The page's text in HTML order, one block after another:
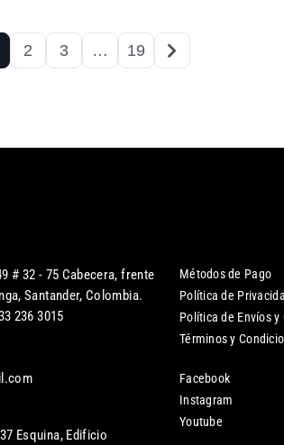
2 3 … 19
# 32 - 75 Cabecera, frente
Santander, Colombia.
236 3015
Esquina, Edificio
Métodos de Pago
Política de
Política de Envíos y
Términos y
Facebook
Instagram
Youtube